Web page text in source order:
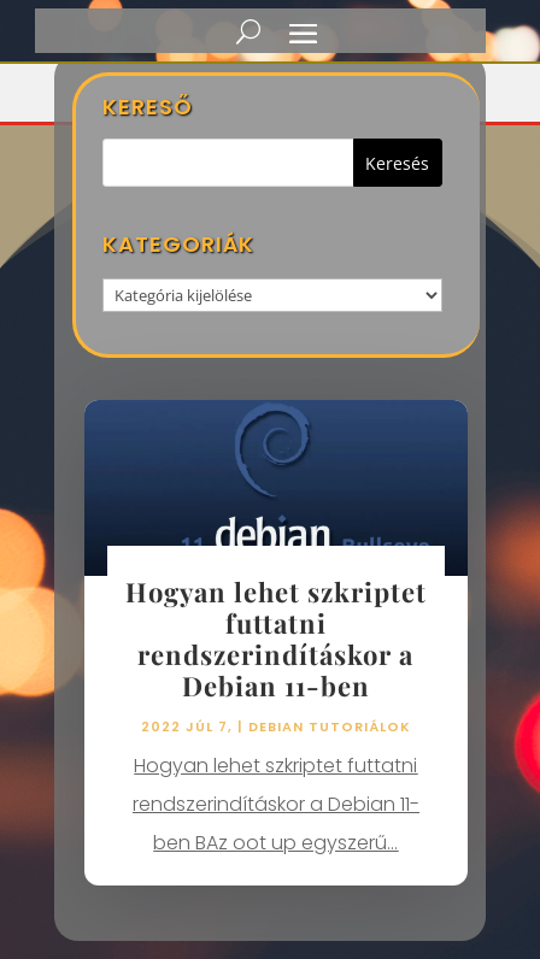
KERESŐ
KATEGORIÁK
Kategoriák
Hogyan lehet szkriptet
futtatni
rendszerindításkor a
Debian 11-ben
2022 JÚL 7, | DEBIAN TUTORIÁLOK
Hogyan lehet szkriptet futtatni
rendszerindításkor a Debian 11-
ben BAz oot up egyszerű...